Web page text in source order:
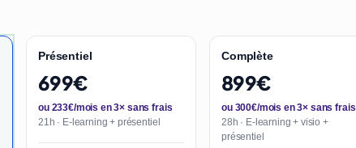
Présentiel
699€
ou 233€/mois en 3× sans frais
21h · E-learning + présentiel
Complète
899€
ou 300€/mois en 3× sans frais
28h · E-learning + visio +
présentiel